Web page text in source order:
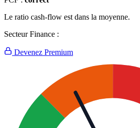
Le ratio cash-flow est dans la moyenne.
Secteur Finance :
Devenez Premium